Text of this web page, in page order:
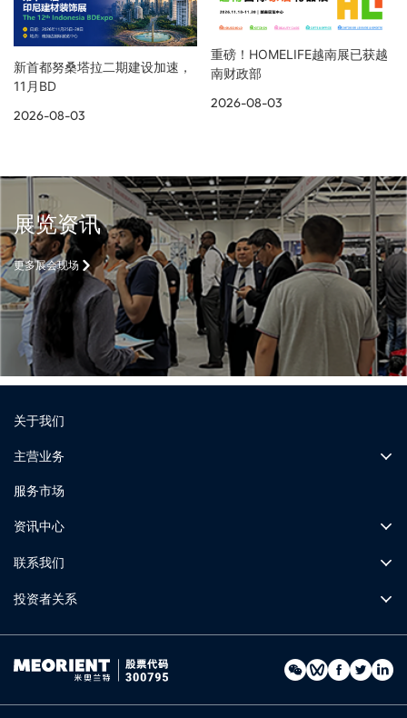
新首都努桑塔拉二期建设加速，
11月BD
2026-08-03
重磅！HOMELIFE越南展已获越
南财政部
2026-08-03
展览资讯
更多展会现场
关于我们
主营业务
服务市场
资讯中心
联系我们
投资者关系